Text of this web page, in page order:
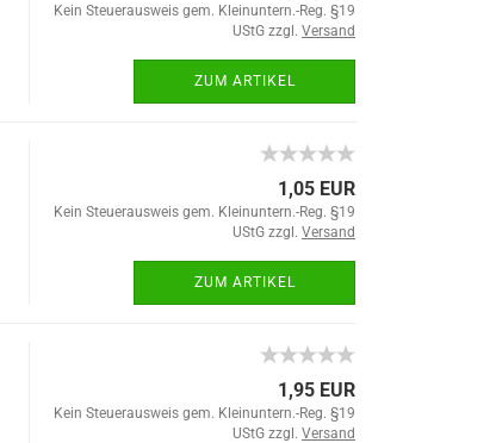
Kein Steuerausweis gem. Kleinuntern.-Reg. §19
UStG zzgl. Versand
ZUM ARTIKEL
1,05 EUR
Kein Steuerausweis gem. Kleinuntern.-Reg. §19
UStG zzgl. Versand
ZUM ARTIKEL
1,95 EUR
Kein Steuerausweis gem. Kleinuntern.-Reg. §19
UStG zzgl. Versand